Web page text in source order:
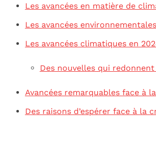
Les avancées en matière de
Les avancées
Les avancées climatiques en
Des nouvelles qui
Avancées remarquables face à
Des raisons d’espérer face à la